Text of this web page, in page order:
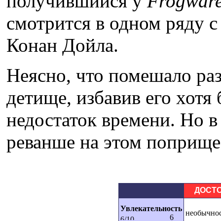
смотрится в одном ряду
Конан Дойла.
Неясно, что помешало
детище, избавив его
недостаток времени. Но
реванше на этом
Увлекательность
6